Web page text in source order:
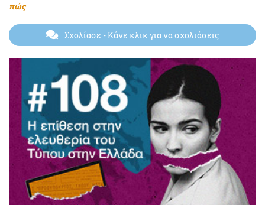
πώς
Σχολίασε - Κάνε κλικ για να σχολιάσεις